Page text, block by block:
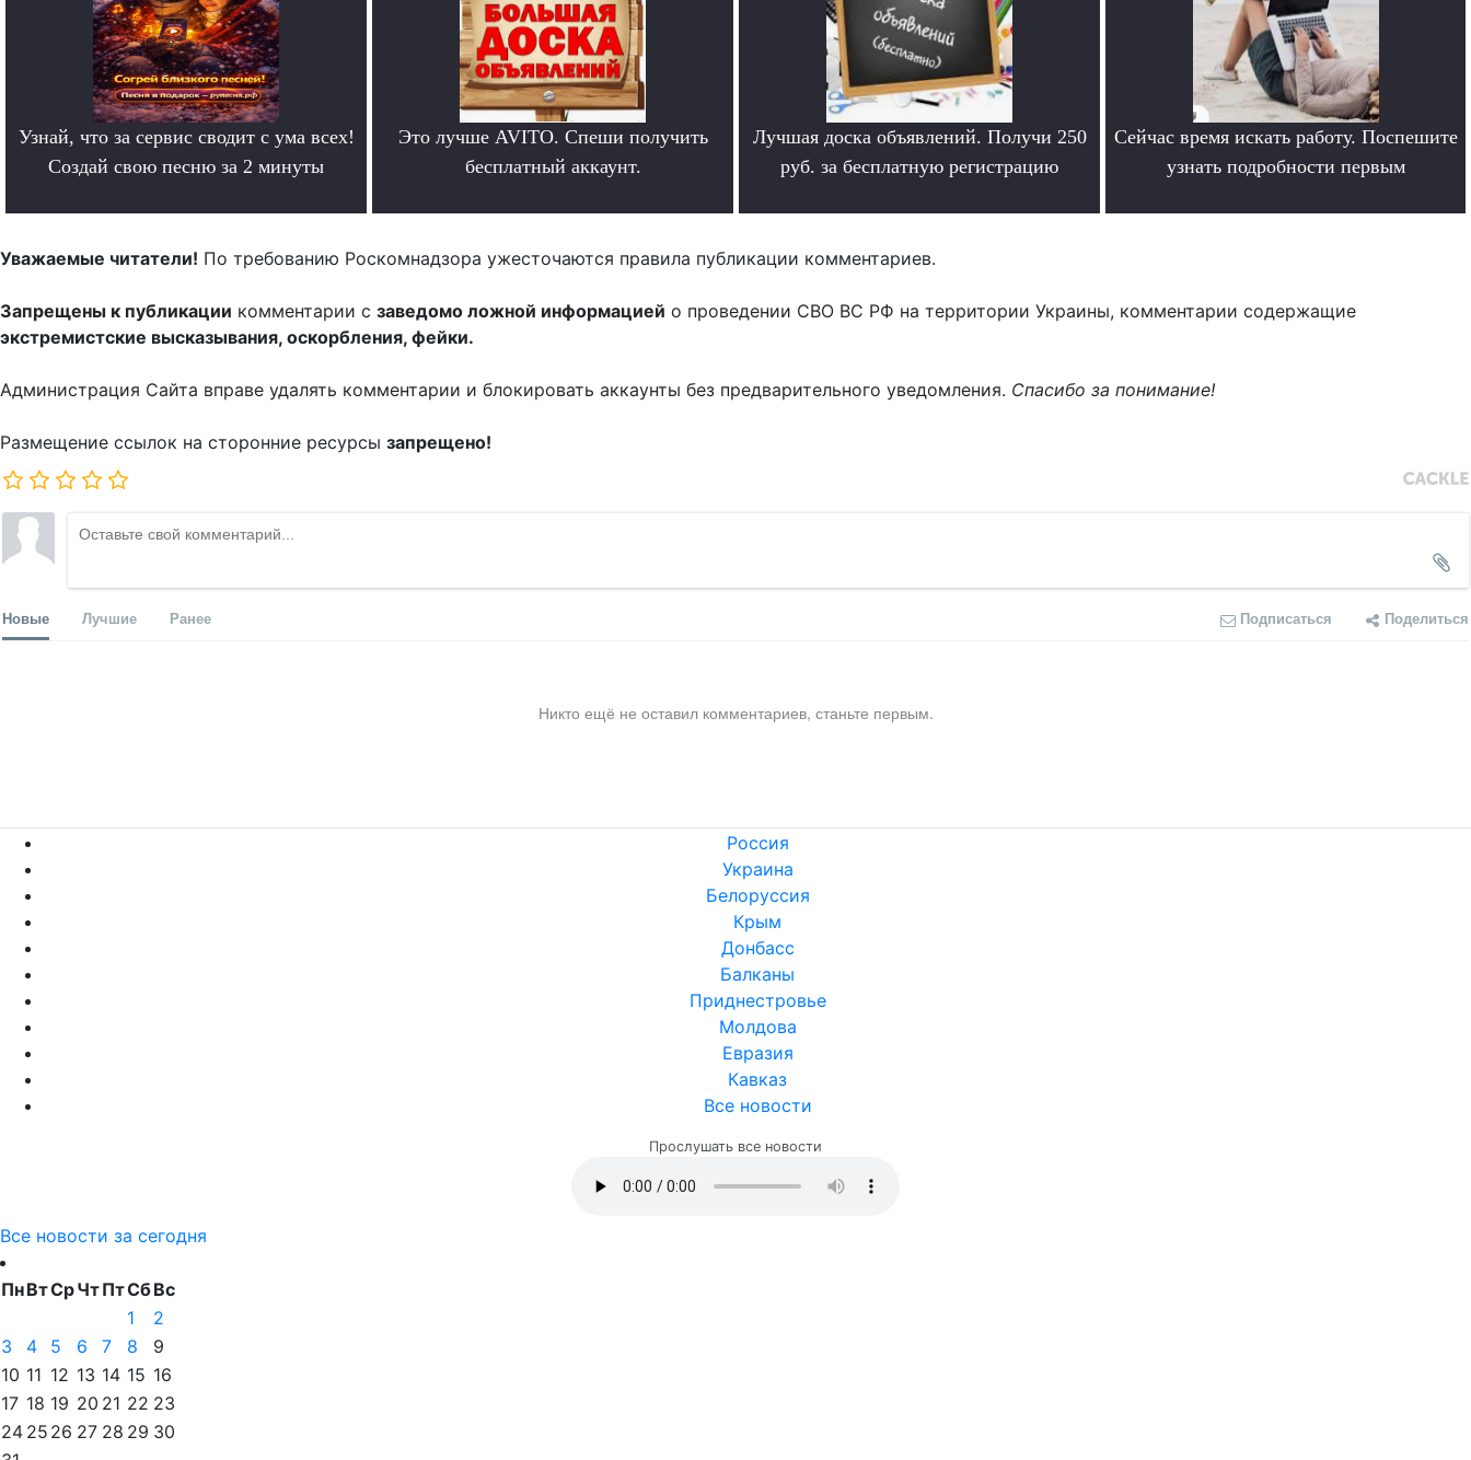
Узнай, что за сервис сводит с ума всех!
Создай свою песню за 2 минуты
Это лучше AVITO. Спеши получить
бесплатный аккаунт.
Лучшая доска объявлений. Получи 250
руб. за бесплатную регистрацию
Сейчас время искать работу. Поспешите
узнать подробности первым
Уважаемые читатели! По требованию Роскомнадзора ужесточаются правила публикации комментариев.
Запрещены к публикации комментарии с заведомо ложной информацией о проведении СВО ВС РФ на территории Украины, комментарии содержащие
экстремистские высказывания, оскорбления, фейки.
Администрация Сайта вправе удалять комментарии и блокировать аккаунты без предварительного уведомления. Спасибо за понимание!
Размещение ссылок на сторонние ресурсы запрещено!
Новые Лучшие Ранее Подписаться Поделиться
Никто ещё не оставил комментариев, станьте первым.
Россия
Украина
Белоруссия
Крым
Донбасс
Балканы
Приднестровье
Молдова
Евразия
Кавказ
Все новости
Прослушать все новости
Все новости за сегодня
ПнВтСрЧтПтСбВс
1
2
3
4 5 6 7 8
9
10 11 12 13 14 15 16
17 18 19 20 21 22 23
24 25 26 27 28 29 30